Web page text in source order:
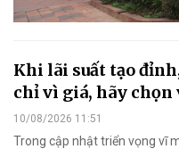
Khi lãi suất tạo
chỉ vì giá, hãy chọn
10/08/2026 11:51
Trong cập nhật triển vọng vĩ